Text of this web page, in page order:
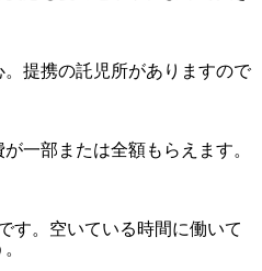
提携の託児所がありますので
一部または全額もらえます。
す。空いている時間に働いて